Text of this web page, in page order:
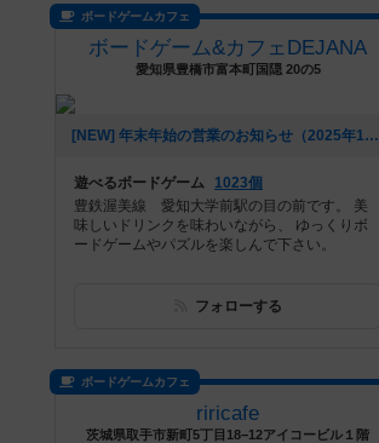
ボードゲームカフェ
ボードゲーム&カフェDEJANA
愛知県豊橋市富本町国隠 20の5
[NEW] 年末年始の営業のお知らせ（2025年12月06日 14時31分）
遊べるボードゲーム
1023個
豊鉄渥美線 愛知大学前駅の目の前です。 美
味しいドリンクを味わいながら、 ゆっくりボ
ードゲームやパズルを楽しんで下さい。
フォローする
ボードゲームカフェ
riricafe
茨城県取手市新町5丁目18−12アイコービル１階